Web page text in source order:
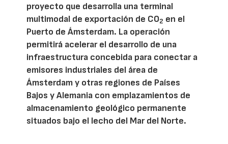
proyecto que desarrolla una terminal
multimodal de exportación de CO2 en el
Puerto de Ámsterdam. La operación
permitirá acelerar el desarrollo de una
infraestructura concebida para conectar a
emisores industriales del área de
Ámsterdam y otras regiones de Países
Bajos y Alemania con emplazamientos de
almacenamiento geológico permanente
situados bajo el lecho del Mar del Norte.